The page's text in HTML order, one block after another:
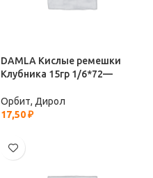
DAMLA Кислые ремешки
Клубника 15гр 1/6*72—
Орбит, Дирол
17,50₽